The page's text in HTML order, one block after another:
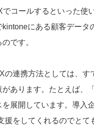
コールするといった使
にある顧客デー
です。
の連携方法としては、
あります。たとえば、
展開しています。導入
援をしてくれるのでと